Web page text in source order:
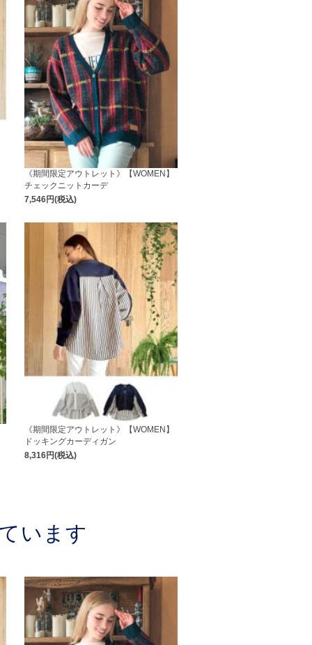
《期間限定アウトレット》【WOMEN】
チェックニットカーデ
7,546円(税込)
《期間限定アウトレット》【WOMEN】
ドッキングカーディガン
8,316円(税込)
います